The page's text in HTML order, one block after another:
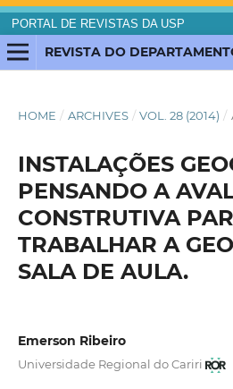
PORTAL DE REVISTAS DA USP
REVISTA DO
HOME / ARCHIVES / VOL. 28 (2014) /
INSTALAÇÕES
PENSANDO A
CONSTRUTIVA
TRABALHAR A
SALA DE AULA.
Emerson Ribeiro
Universidade Regional do Cariri